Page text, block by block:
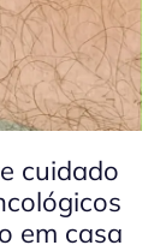
cuidado
em casa